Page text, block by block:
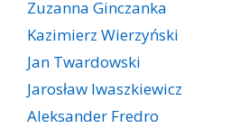
Zuzanna Ginczanka
Kazimierz Wierzyński
Jan Twardowski
Jarosław Iwaszkiewicz
Aleksander Fredro